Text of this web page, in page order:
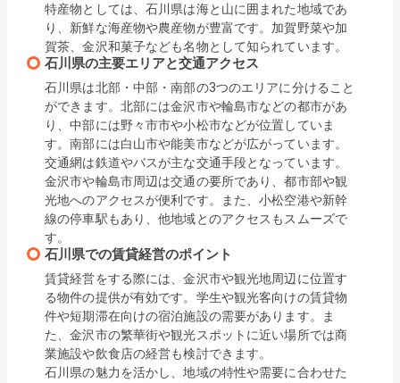
特産物としては、石川県は海と山に囲まれた地域であ
り、新鮮な海産物や農産物が豊富です。加賀野菜や加
賀茶、金沢和菓子なども名物として知られています。
石川県の主要エリアと交通アクセス
石川県は北部・中部・南部の3つのエリアに分けること
ができます。北部には金沢市や輪島市などの都市があ
り、中部には野々市市や小松市などが位置していま
す。南部には白山市や能美市などが広がっています。
交通網は鉄道やバスが主な交通手段となっています。
金沢市や輪島市周辺は交通の要所であり、都市部や観
光地へのアクセスが便利です。また、小松空港や新幹
線の停車駅もあり、他地域とのアクセスもスムーズで
す。
石川県での賃貸経営のポイント
賃貸経営をする際には、金沢市や観光地周辺に位置す
る物件の提供が有効です。学生や観光客向けの賃貸物
件や短期滞在向けの宿泊施設の需要があります。ま
た、金沢市の繁華街や観光スポットに近い場所では商
業施設や飲食店の経営も検討できます。
石川県の魅力を活かし、地域の特性や需要に合わせた